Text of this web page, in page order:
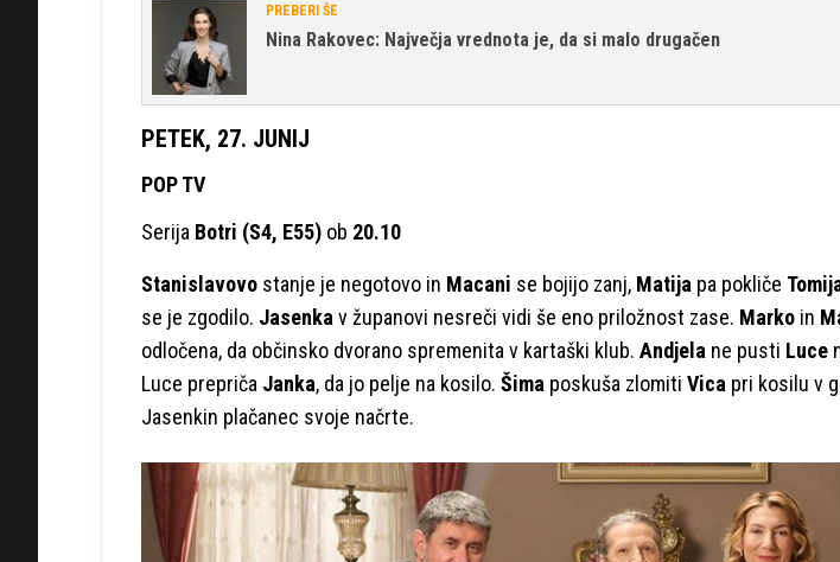
PREBERI ŠE
Nina Rakovec: Največja vrednota je, da si malo drugačen
PETEK, 27. JUNIJ
POP TV
Serija Botri (S4, E55) ob 20.10
Stanislavovo stanje je negotovo in Macani se bojijo zanj, Matija pa pokliče
se je zgodilo. Jasenka v županovi nesreči vidi še eno priložnost zase. Marko in
odločena, da občinsko dvorano spremenita v kartaški klub. Andjela ne pusti Luce
Luce prepriča Janka, da jo pelje na kosilo. Šima poskuša zlomiti Vica pri kosilu v
Jasenkin plačanec svoje načrte.